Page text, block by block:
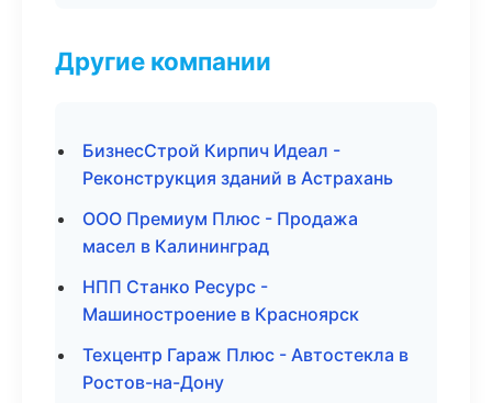
Другие компании
БизнесСтрой Кирпич Идеал -
Реконструкция зданий в Астрахань
ООО Премиум Плюс - Продажа
масел в Калининград
НПП Станко Ресурс -
Машиностроение в Красноярск
Техцентр Гараж Плюс - Автостекла в
Ростов-на-Дону